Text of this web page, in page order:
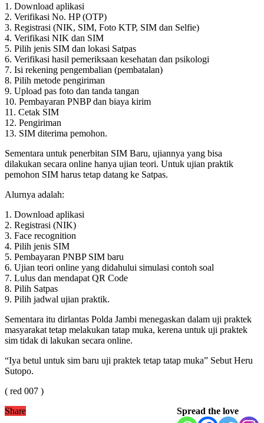
1. Download aplikasi
2. Verifikasi No. HP (OTP)
3. Registrasi (NIK, SIM, Foto KTP, SIM dan Selfie)
4. Verifikasi NIK dan SIM
5. Pilih jenis SIM dan lokasi Satpas
6. Verifikasi hasil pemeriksaan kesehatan dan psikologi
7. Isi rekening pengembalian (pembatalan)
8. Pilih metode pengiriman
9. Upload pas foto dan tanda tangan
10. Pembayaran PNBP dan biaya kirim
11. Cetak SIM
12. Pengiriman
13. SIM diterima pemohon.
Sementara untuk penerbitan SIM Baru, ujiannya yang bisa
dilakukan secara online hanya ujian teori. Untuk ujian praktik
pemohon SIM harus tetap datang ke Satpas.
Alurnya adalah:
1. Download aplikasi
2. Registrasi (NIK)
3. Face recognition
4. Pilih jenis SIM
5. Pembayaran PNBP SIM baru
6. Ujian teori online yang didahului simulasi contoh soal
7. Lulus dan mendapat QR Code
8. Pilih Satpas
9. Pilih jadwal ujian praktik.
Sementara itu dirlantas Polda Jambi menegaskan dalam uji praktek
masyarakat tetap melakukan tatap muka, kerena untuk uji praktek
sim tidak di lakukan secara online.
“Iya betul untuk sim baru uji praktek tetap tatap muka” Sebut Heru
Sutopo.
( red 007 )
Spread the love
Share